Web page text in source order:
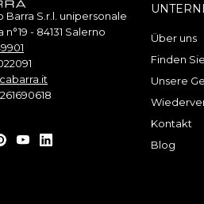
Barra S.r.l. unipersonale
- 84131 Salerno
Über uns
Finden
Unsere
Kontakt
Blog